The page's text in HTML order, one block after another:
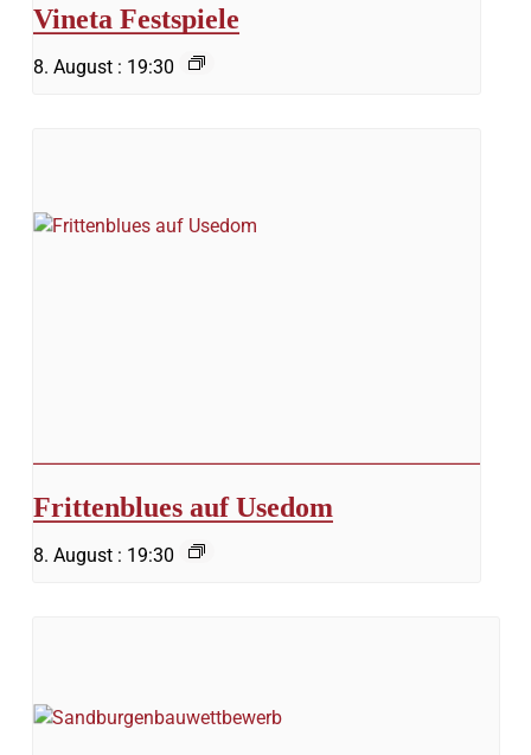
Vineta Festspiele
8. August : 19:30
Frittenblues auf Usedom
8. August : 19:30